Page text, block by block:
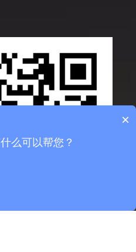
众号
×
么可以帮您？